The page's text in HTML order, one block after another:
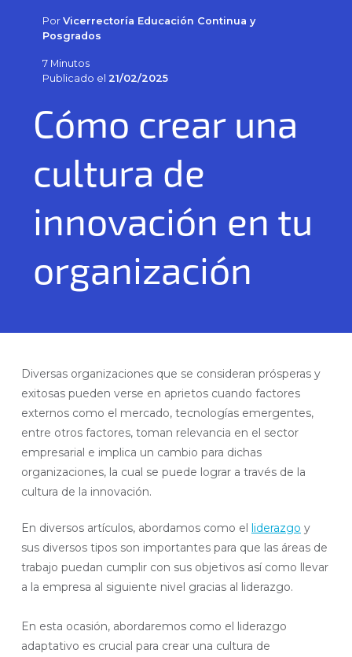
Por Vicerrectoría Educación Continua y
Posgrados
7 Minutos
Publicado el 21/02/2025
Cómo crear una
cultura de
innovación en tu
organización
Diversas organizaciones que se consideran prósperas y
exitosas pueden verse en aprietos cuando factores
externos como el mercado, tecnologías emergentes,
entre otros factores, toman relevancia en el sector
empresarial e implica un cambio para dichas
organizaciones, la cual se puede lograr a través de la
cultura de la innovación.
En diversos artículos, abordamos como el liderazgo y
sus diversos tipos son importantes para que las áreas de
trabajo puedan cumplir con sus objetivos así como llevar
a la empresa al siguiente nivel gracias al liderazgo.
En esta ocasión, abordaremos como el liderazgo
adaptativo es crucial para crear una cultura de